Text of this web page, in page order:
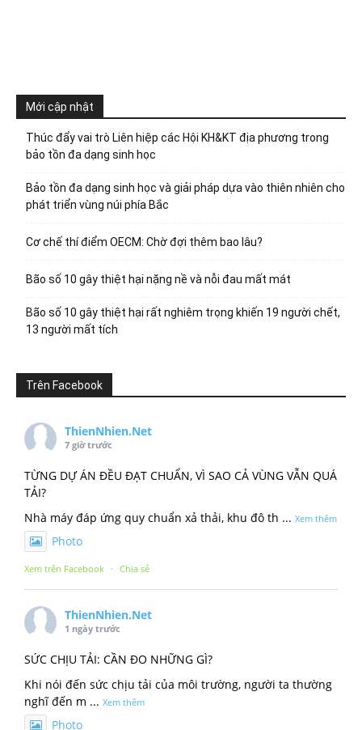
Mới cập nhật
Thúc đẩy vai trò Liên hiệp các Hội KH&KT địa phương trong
bảo tồn đa dạng sinh học
Bảo tồn đa dạng sinh học và giải pháp dựa vào thiên nhiên cho
phát triển vùng núi phía Bắc
Cơ chế thí điểm OECM: Chờ đợi thêm bao lâu?
Bão số 10 gây thiệt hại nặng nề và nỗi đau mất mát
Bão số 10 gây thiệt hại rất nghiêm trọng khiến 19 người chết,
13 người mất tích
Trên Facebook
ThienNhien.Net
7 giờ trước
TỪNG DỰ ÁN ĐỀU ĐẠT CHUẨN, VÌ SAO CẢ VÙNG VẪN QUÁ
TẢI?
Nhà máy đáp ứng quy chuẩn xả thải, khu đô th ... Xem thêm
Photo
Xem trên Facebook · Chia sẻ
ThienNhien.Net
1 ngày trước
SỨC CHỊU TẢI: CẦN ĐO NHỮNG GÌ?
Khi nói đến sức chịu tải của môi trường, người ta thường
nghĩ đến m ... Xem thêm
Photo